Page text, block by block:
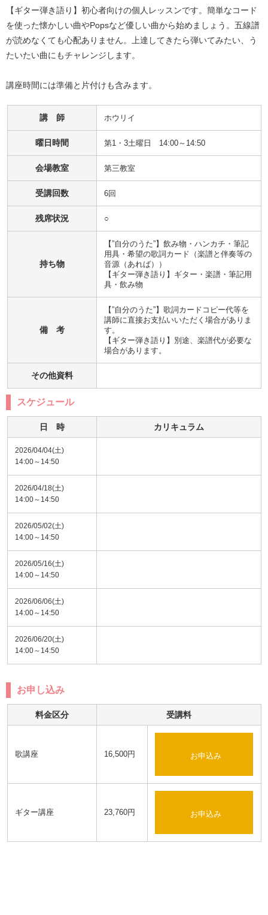
【ギター弾き語り】初心者向けの個人レッスンです。簡単なコード
を使った懐かしい曲やPopsなど優しい曲から始めましょう。五線譜
が読めなくても心配ありません。上達してきたら弾いてみたい、う
たいたい曲にもチャレンジします。
講座時間には準備と片付けも含みます。
講 師 ホウリイ
曜日時間 第1・3土曜日 14:00～14:50
会場教室 第三教室
受講回数 6回
残席状況 ○
持ち物
【”自分のうた”】飲み物・ハンカチ・筆記
用具・希望の歌詞カード（楽譜と伴奏等の
音源（あれば））
【ギター弾き語り】ギター・楽譜・筆記用
具・飲み物
備 考
【”自分のうた”】歌詞カードコピー代等を
講師に直接お支払いいただく場合がありま
す。
【ギター弾き語り】別途、楽譜代が必要な
場合があります。
その他資料
スケジュール
日 時 カリキュラム
2026/04/04(土)
14:00～14:50
2026/04/18(土)
14:00～14:50
2026/05/02(土)
14:00～14:50
2026/05/16(土)
14:00～14:50
2026/06/06(土)
14:00～14:50
2026/06/20(土)
14:00～14:50
お申し込み
料金区分 受講料
歌講座 16,500円 お申込み
ギター講座 23,760円 お申込み